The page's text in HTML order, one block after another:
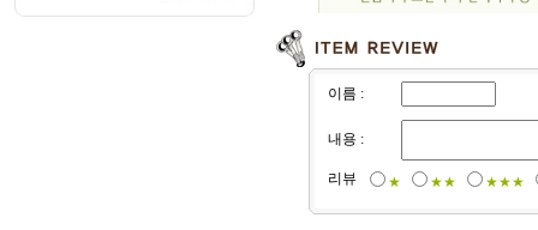
이름 :
내용 :
리뷰 ★ ★★ ★★★